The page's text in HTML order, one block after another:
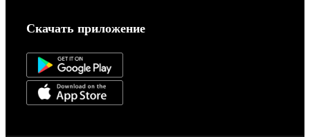
Скачать приложение